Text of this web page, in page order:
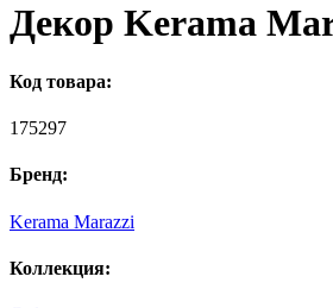
Декор Kerama
Код товара:
175297
Бренд:
Kerama Marazzi
Коллекция: